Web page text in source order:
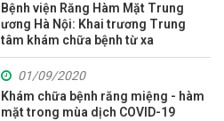
Bệnh viện Răng Hàm Mặt Trung
ương Hà Nội: Khai trương Trung
tâm khám chữa bệnh từ xa
01/09/2020
Khám chữa bệnh răng miệng - hàm
mặt trong mùa dịch COVID-19